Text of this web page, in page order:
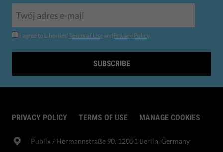
I agree to Liberties' Terms of Use andPrivacy Policy.
SUBSCRIBE
PRIVACY POLICY TERMS OF USE MANAGE COOKIES
Publix​ / Hermannstraße 90, 12051 Berlin, Germany